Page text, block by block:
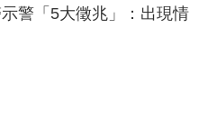
警「5大徵兆」：出現情